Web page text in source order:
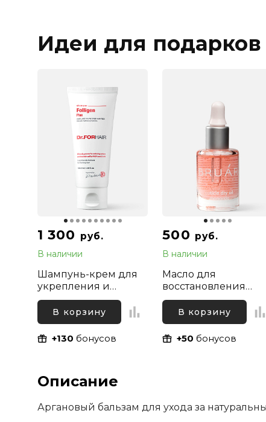
Идеи для подарков
1 300 руб.
В наличии
Шампунь-крем для
укрепления и
стимуляции роста
волос против
жирности и перхоти
Folligen Plus Dr. For
В корзину
+130 бонусов
500 руб.
В наличии
Масло для
восстановления
ногтей и
кутикулы сухое
Монарда Bruar, 11мл
В корзину
+50 бонусов
Описание
Аргановый бальзам для ухода за